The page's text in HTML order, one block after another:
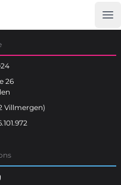
26
Villmergen)